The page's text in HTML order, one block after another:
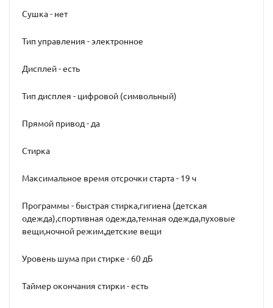
Сушка - нет
Тип управления - электронное
Дисплей - есть
Тип дисплея - цифровой (символьный)
Прямой привод - да
Стирка
Максимальное время отсрочки старта - 19 ч
Программы - быстрая стирка,гигиена (детская
одежда),спортивная одежда,темная одежда,пуховые
вещи,ночной режим,детские вещи
Уровень шума при стирке - 60 дБ
Таймер окончания стирки - есть